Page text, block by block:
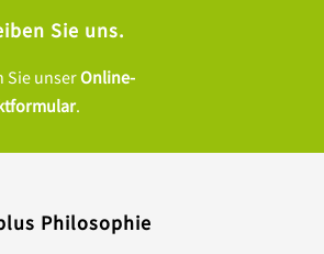
Sie uns.
Sie unserOnline-
.
Philosophie